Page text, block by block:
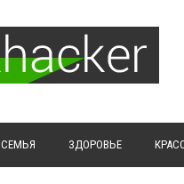
СЕМЬЯ ЗДОРОВЬЕ